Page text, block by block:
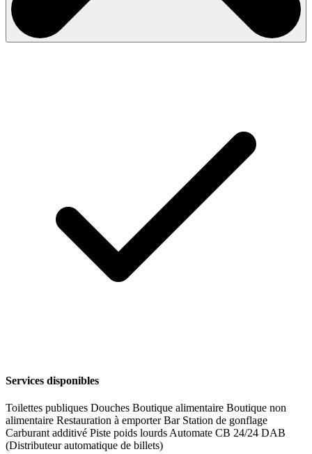
Services disponibles
Toilettes publiques Douches Boutique alimentaire Boutique non
alimentaire Restauration à emporterBar Station de gonflage
Carburant additivé Piste poids lourds Automate CB 24/24 DAB
(Distributeur automatique de billets)